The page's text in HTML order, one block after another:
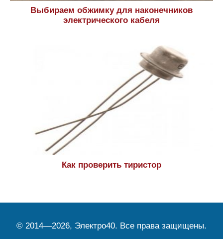
Выбираем обжимку для наконечников
электрического кабеля
Как проверить тиристор
© 2014—2026, Электро40. Все права защищены.